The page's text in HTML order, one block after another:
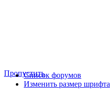
ПропуститьСписок форумов
Изменить размер шрифта